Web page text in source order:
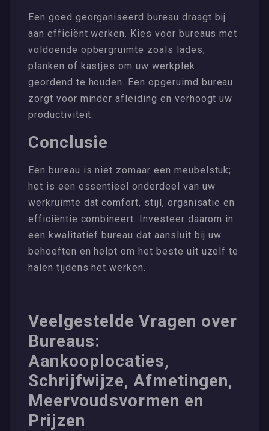
Een goed georganiseerd bureau draagt bij
aan efficiënt werken. Kies voor bureaus met
voldoende opbergruimte zoals lades,
planken of kastjes om uw werkplek
geordend te houden. Een opgeruimd bureau
zorgt voor minder afleiding en verhoogt uw
productiviteit.
Conclusie
Een bureau is niet zomaar een meubelstuk;
het is een essentieel onderdeel van uw
werkruimte dat comfort, stijl, organisatie en
efficiëntie combineert. Investeer daarom in
een kwalitatief bureau dat aansluit bij uw
behoeften en helpt om het beste uit uzelf te
halen tijdens het werken.
Veelgestelde Vragen over
Bureaus:
Aankooplocaties,
Schrijfwijze, Afmetingen,
Meervoudsvormen en
Prijzen